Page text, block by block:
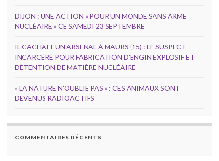
DIJON : UNE ACTION « POUR UN MONDE SANS ARME
NUCLÉAIRE » CE SAMEDI 23 SEPTEMBRE
IL CACHAIT UN ARSENAL À MAURS (15) : LE SUSPECT
INCARCÉRÉ POUR FABRICATION D’ENGIN EXPLOSIF ET
DÉTENTION DE MATIÈRE NUCLÉAIRE
« LA NATURE N’OUBLIE PAS » : CES ANIMAUX SONT
DEVENUS RADIOACTIFS
COMMENTAIRES RÉCENTS